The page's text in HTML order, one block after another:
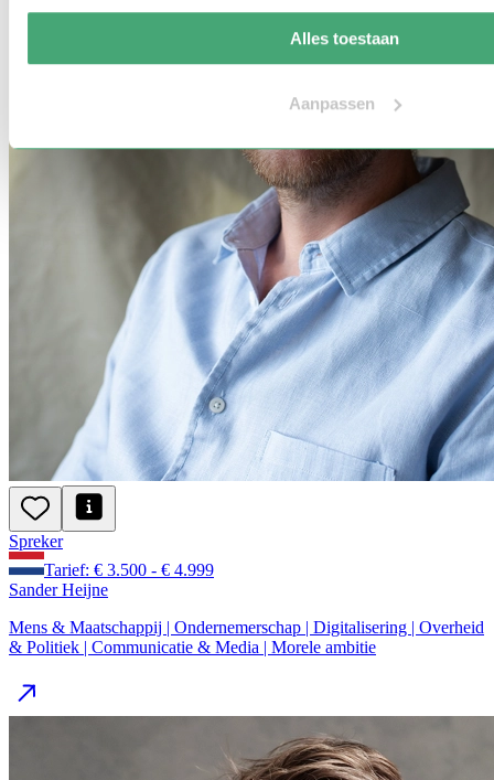
Alles toestaan
Aanpassen
Spreker
Tarief: € 3.500 - € 4.999
Sander Heijne
Mens & Maatschappij | Ondernemerschap | Digitalisering | Overheid
& Politiek | Communicatie & Media | Morele ambitie